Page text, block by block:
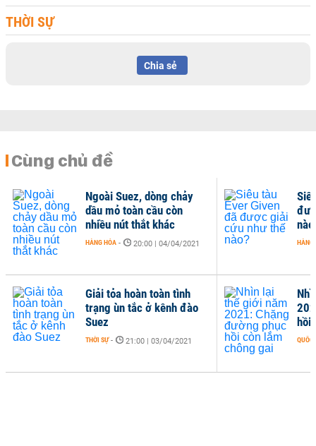
THỜI SỰ
Chia sẻ
Cùng chủ đề
hồi
QUỐC
Ngoài Suez, dòng chảy
dầu mỏ toàn cầu còn
nhiều nút thắt khác
HÀNG HÓA - 20:00 | 04/04/2021
Giải tỏa hoàn toàn tình
trạng ùn tắc ở kênh đào
Suez
THỜI SỰ - 21:00 | 03/04/2021
HÀNG